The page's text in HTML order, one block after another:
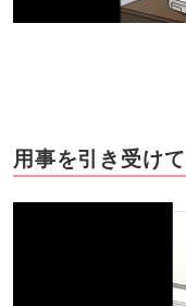
用事を引き受け